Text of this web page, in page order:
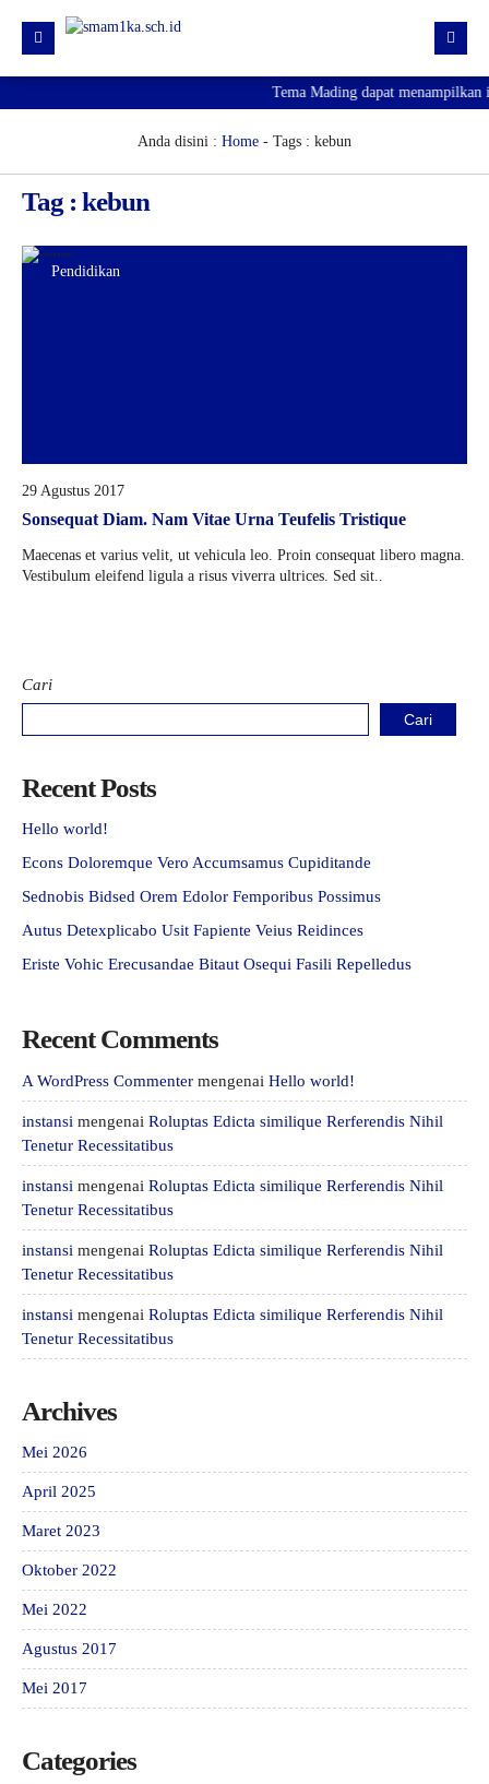
KURIKULUM
HUMAS
SARPRAS
Tema Mading dapat menampilkan
Anda disini : Home - Tags : kebun
Tag : kebun
Pendidikan
29 Agustus 2017
Sonsequat Diam. Nam Vitae Urna Teufelis Tristique
Maecenas et varius velit, ut vehicula leo. Proin consequat libero magna.
Vestibulum eleifend ligula a risus viverra ultrices. Sed sit..
Cari
Cari
Recent Posts
Hello world!
Econs Doloremque Vero Accumsamus Cupiditande
Sednobis Bidsed Orem Edolor Femporibus Possimus
Autus Detexplicabo Usit Fapiente Veius Reidinces
Eriste Vohic Erecusandae Bitaut Osequi Fasili Repelledus
Recent Comments
A WordPress Commenter mengenai Hello world!
instansi mengenai Roluptas Edicta similique Rerferendis Nihil
Tenetur Recessitatibus
instansi mengenai Roluptas Edicta similique Rerferendis Nihil
Tenetur Recessitatibus
instansi mengenai Roluptas Edicta similique Rerferendis Nihil
Tenetur Recessitatibus
instansi mengenai Roluptas Edicta similique Rerferendis Nihil
Tenetur Recessitatibus
Archives
Mei 2026
April 2025
Maret 2023
Oktober 2022
Mei 2022
Agustus 2017
Mei 2017
Categories